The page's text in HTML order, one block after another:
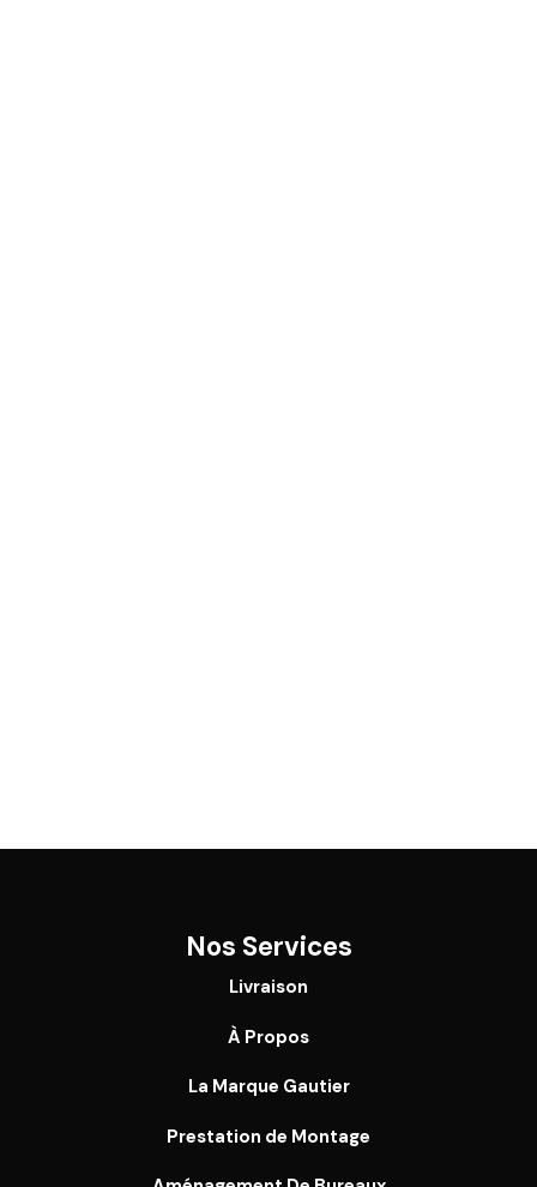
Nos Services
Livraison
À Propos
La Marque Gautier
Prestation de Montage